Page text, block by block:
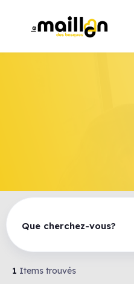
Que cherchez-vous?
1 Items trouvés